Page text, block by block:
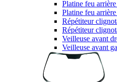
Platine feu
Platine feu
Répétiteur
Répétiteur
Veilleuse avant
Veilleuse avant